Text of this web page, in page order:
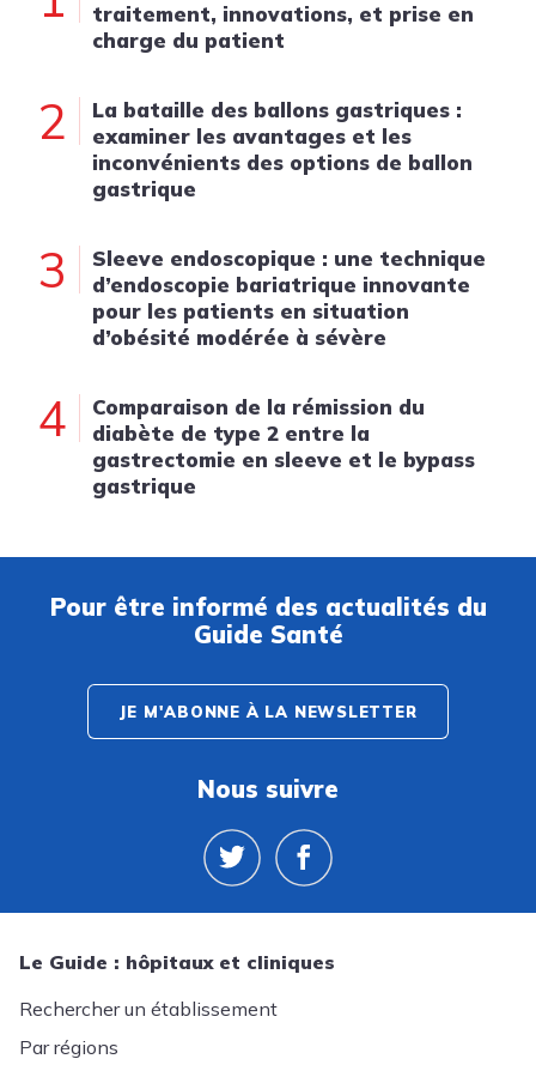
traitement, innovations, et prise en
charge du patient
2
La bataille des ballons gastriques :
examiner les avantages et les
inconvénients des options de ballon
gastrique
3
Sleeve endoscopique : une technique
d’endoscopie bariatrique innovante
pour les patients en situation
d’obésité modérée à sévère
4
Comparaison de la rémission du
diabète de type 2 entre la
gastrectomie en sleeve et le bypass
gastrique
Pour être informé des actualités du
Guide Santé
JE M'ABONNE À LA NEWSLETTER
Nous suivre
Le Guide : hôpitaux et cliniques
Rechercher un établissement
Par régions